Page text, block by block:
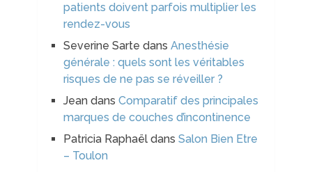
patients doivent parfois multiplier les
rendez-vous
Severine Sarte dans Anesthésie
générale : quels sont les véritables
risques de ne pas se réveiller ?
Jeandans Comparatif des principales
marques de couches d’incontinence
Patricia Raphaëldans Salon Bien Etre
– Toulon